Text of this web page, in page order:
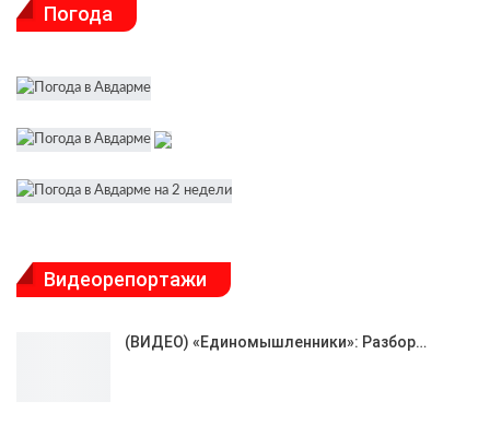
Погода
Видеорепортажи
(ВИДЕО) «Единомышленники»: Разбор…